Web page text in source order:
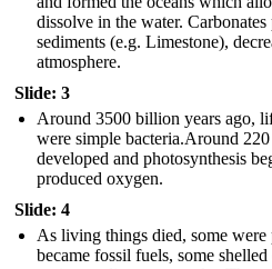
dissolve in the water.
sediments (e.g. Limestone),
atmosphere.
Slide: 3
Around 3500 billion years ago,
were simple bacteria.Around
developed and photosynthesis
produced oxygen.
Slide: 4
As living things died, some were
became fossil fuels, some